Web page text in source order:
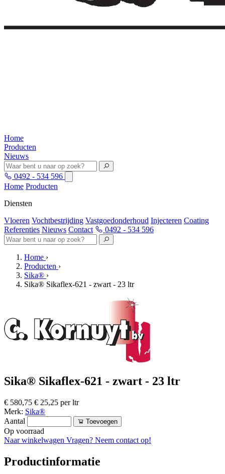
Home
Producten
Nieuws
0492 - 534 596
Home Producten
Diensten
Vloeren Vochtbestrijding Vastgoedonderhoud Injecteren Coating
Referenties Nieuws Contact 0492 - 534 596
Home ›
Producten ›
Sika® ›
Sika® Sikaflex-621 - zwart - 23 ltr
Sika® Sikaflex-621 - zwart - 23 ltr
€ 580,75 € 25,25 per ltr
Merk: Sika®
Aantal
Toevoegen
Op voorraad
Naar winkelwagen Vragen? Neem contact op!
Productinformatie